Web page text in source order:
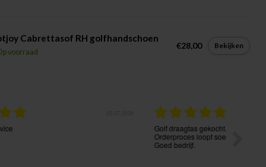
Cabrettasof RH golfhandschoen
voorraad
€28,00 Bekijken
23.07.2026
Golf draagtas gekocht. Goede prijs kwaliteit.
Orderproces loopt soepel en levering volgens afspraak.